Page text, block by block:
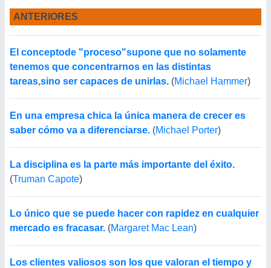
ANTERIORES
El conceptode "proceso"supone que no solamente
tenemos que concentrarnos en las distintas
tareas,sino ser capaces de unirlas. (Michael Hammer)
En una empresa chica la única manera de crecer es
saber cómo va a diferenciarse. (Michael Porter)
La disciplina es la parte más importante del éxito.
(Truman Capote)
Lo único que se puede hacer con rapidez en cualquier
mercado es fracasar. (Margaret Mac Lean)
Los clientes valiosos son los que valoran el tiempo y